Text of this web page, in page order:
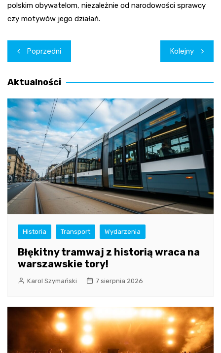
polskim obywatelom, niezależnie od narodowości sprawcy
czy motywów jego działań.
Nawigacja
wpisu
Poprzedni Kolejny
Aktualności
Historia Transport Wydarzenia
Błękitny tramwaj z historią wraca na
warszawskie tory!
Karol Szymański 7 sierpnia 2026